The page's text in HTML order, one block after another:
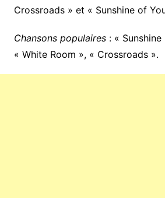
Crossroads » et « Sunshine of
Chansons populaires: « Sunshine
« White Room », « Crossroads ».